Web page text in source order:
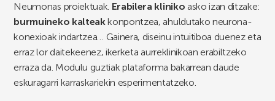
Neumonas proiektuak. Erabilera kliniko asko izan ditzake:
burmuineko kalteakkonpontzea, ahuldutako neurona-
konexioak indartzea… Gainera, diseinu intuitiboa duenez eta
erraz lor daitekeenez, ikerketa aurreklinikoan erabiltzeko
erraza da. Modulu guztiak plataforma bakarrean daude
eskuragarri karraskariekin esperimentatzeko.